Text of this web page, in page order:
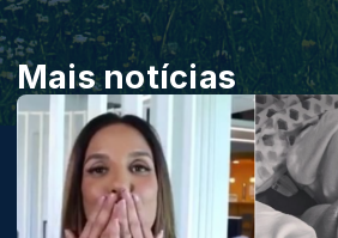
Mais notícias